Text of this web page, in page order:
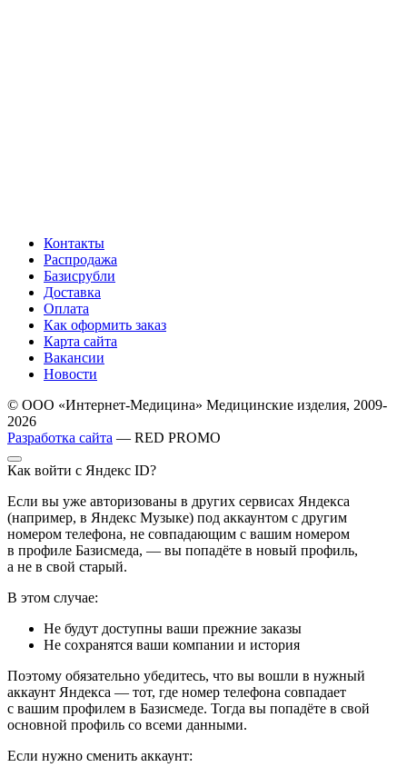
Контакты
Распродажа
Базисрубли
Доставка
Оплата
Как оформить заказ
Карта сайта
Вакансии
Новости
© ООО «Интернет-Медицина» Медицинские изделия, 2009-
2026
Разработка сайта — RED PROMO
Как войти с Яндекс ID?
Если вы уже авторизованы в других сервисах Яндекса
(например, в Яндекс Музыке) под аккаунтом с другим
номером телефона, не совпадающим с вашим номером
в профиле Базисмеда, — вы попадёте в новый профиль,
а не в свой старый.
В этом случае:
Не будут доступны ваши прежние заказы
Не сохранятся ваши компании и история
Поэтому обязательно убедитесь, что вы вошли в нужный
аккаунт Яндекса — тот, где номер телефона совпадает
с вашим профилем в Базисмеде. Тогда вы попадёте в свой
основной профиль со всеми данными.
Если нужно сменить аккаунт: